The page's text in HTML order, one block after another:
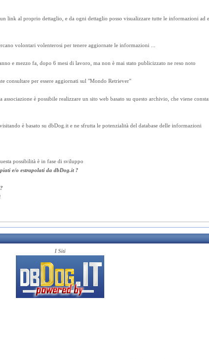
link al proprio dettaglio, e da ogni dettaglio posso visualizzare tutte le informazioni ad
volontari volenterosi per tenere aggiornate le informazioni ...
e mezzo fa, dopo 6 mesi di lavoro, ma non è mai stato publicizzato ne reso noto
consultare per essere aggiornati sul "Mondo Retriever"
è possibile realizzare un sito web basato su questo archivio, che viene
è basato su dbDog.it e ne sfrutta le potenzialità del database delle informazioni
possibilità è in fase di sviluppo
e/o estrapolati da dbDog.it ?
I Siti